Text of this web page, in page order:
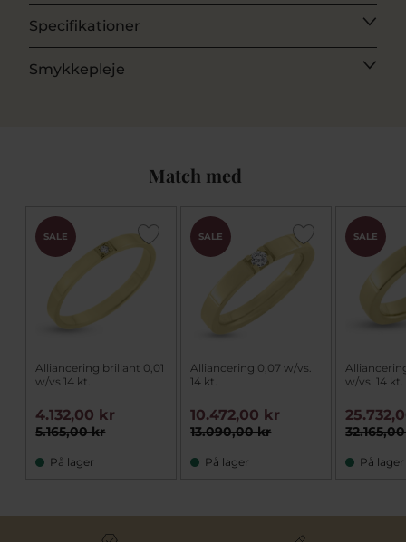
Specifikationer
Smykkepleje
Match med
SALE
Alliancering brillant 0,01
w/vs 14 kt.
5.165,00 kr
4.132,00 kr
På lager
SALE
Alliancering 0,07 w/vs.
14 kt.
13.090,00 kr
10.472,00 kr
På lager
SALE
w/vs. 14 kt.
På lager